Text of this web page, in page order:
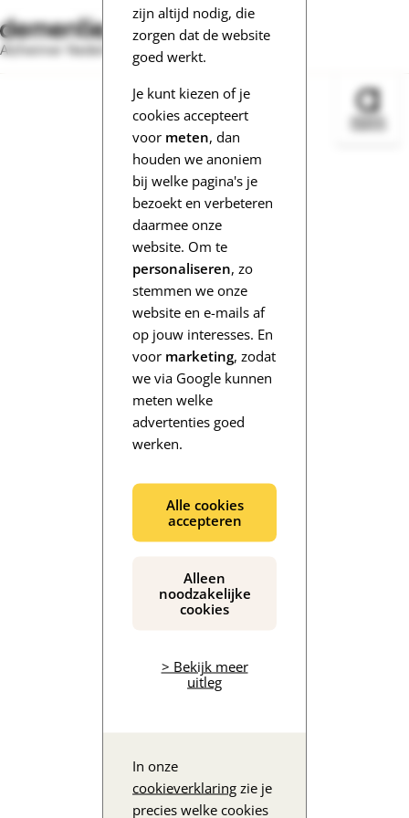
zijn altijd nodig, die
zorgen dat de website
goed werkt.
Je kunt kiezen of je
cookies accepteert
voor meten, dan
houden we anoniem
bij welke pagina's je
bezoekt en verbeteren
daarmee onze
website. Om te
personaliseren, zo
stemmen we onze
website en e-mails af
op jouw interesses. En
voor marketing, zodat
we via Google kunnen
meten welke
advertenties goed
werken.
Alle cookies
accepteren
Alleen
noodzakelijke
cookies
> Bekijk meer
uitleg
In onze
cookieverklaring zie je
precies welke cookies
Alzheimer Nederland
De inhoud wordt geladen...